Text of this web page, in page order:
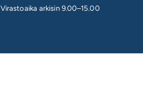
Virastoaika arkisin 9.00–15.00